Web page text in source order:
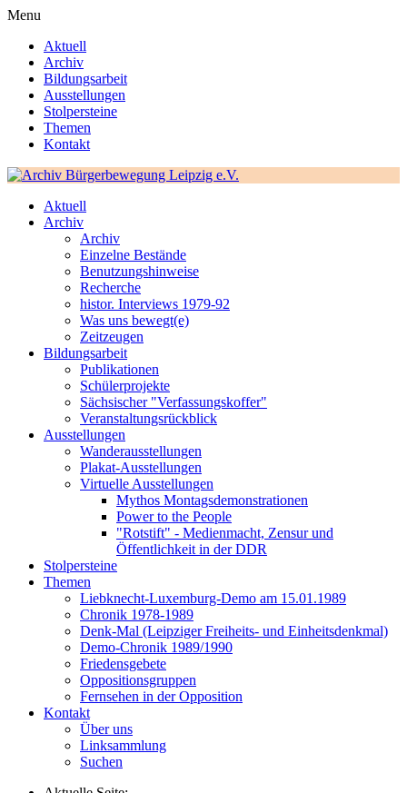
Menu
Aktuell
Archiv
Bildungsarbeit
Ausstellungen
Stolpersteine
Themen
Kontakt
Aktuell
Archiv
Archiv
Einzelne Bestände
Benutzungshinweise
Recherche
histor. Interviews 1979-92
Was uns bewegt(e)
Zeitzeugen
Bildungsarbeit
Publikationen
Schülerprojekte
Sächsischer "Verfassungskoffer"
Veranstaltungsrückblick
Ausstellungen
Wanderausstellungen
Plakat-Ausstellungen
Virtuelle Ausstellungen
Mythos Montagsdemonstrationen
Power to the People
"Rotstift" - Medienmacht, Zensur und
Öffentlichkeit in der DDR
Stolpersteine
Themen
Liebknecht-Luxemburg-Demo am 15.01.1989
Chronik 1978-1989
Denk-Mal (Leipziger Freiheits- und Einheitsdenkmal)
Demo-Chronik 1989/1990
Friedensgebete
Oppositionsgruppen
Fernsehen in der Opposition
Kontakt
Über uns
Linksammlung
Suchen